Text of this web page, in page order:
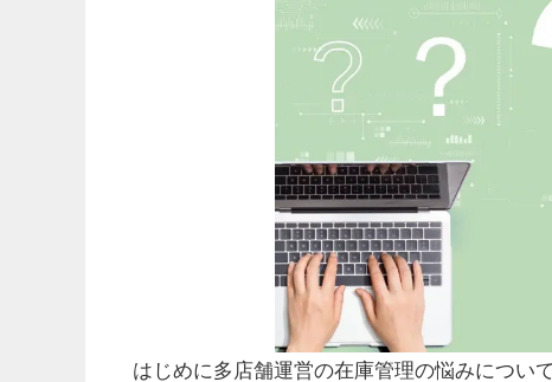
はじめに多店舗運営の在庫管理の悩みについ